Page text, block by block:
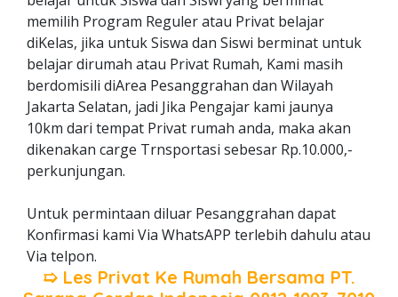
memilih Program Reguler atau Privat belajar
diKelas, jika untuk Siswa dan Siswi berminat untuk
belajar dirumah atau Privat Rumah, Kami masih
berdomisili diArea Pesanggrahan dan Wilayah
Jakarta Selatan, jadi Jika Pengajar kami jaunya
10km dari tempat Privat rumah anda, maka akan
dikenakan carge Trnsportasi sebesar Rp.10.000,-
perkunjungan.
Untuk permintaan diluar Pesanggrahan dapat
Konfirmasi kami Via WhatsAPP terlebih dahulu atau
Via telpon.
➯ Les Privat Ke Rumah Bersama PT.